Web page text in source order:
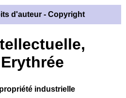
d'auteur - Copyright
industrielle